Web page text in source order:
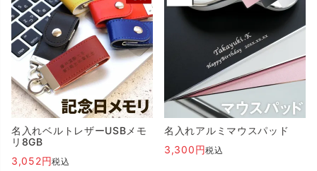
名入れベルトレザーUSBメモ
リ8GB
3,052
税込
名入れアルミマウスパッド
3,300
税込